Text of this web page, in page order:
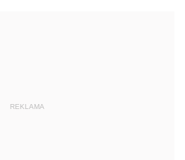
REKLAMA